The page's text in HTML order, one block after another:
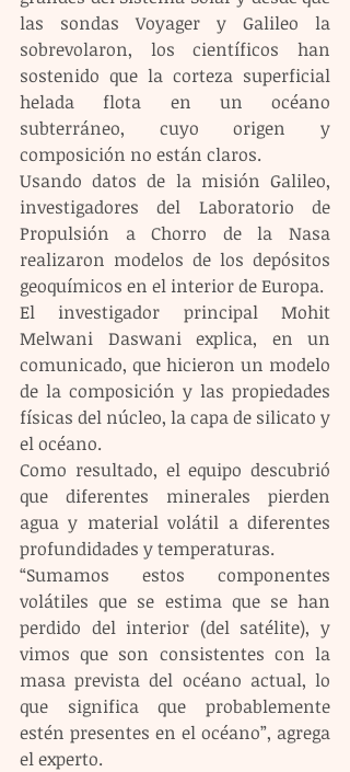
las sondas Voyager y Galileo la
sobrevolaron, los científicos han
sostenido que la corteza superficial
helada flota en un océano
subterráneo, cuyo origen y
composición no están claros.
Usando datos de la misión Galileo,
investigadores del Laboratorio de
Propulsión a Chorro de la Nasa
realizaron modelos de los depósitos
geoquímicos en el interior de Europa.
El investigador principal Mohit
Melwani Daswani explica, en un
comunicado, que hicieron un modelo
de la composición y las propiedades
físicas del núcleo, la capa de silicato y
el océano.
Como resultado, el equipo descubrió
que diferentes minerales pierden
agua y material volátil a diferentes
profundidades y temperaturas.
“Sumamos estos componentes
volátiles que se estima que se han
perdido del interior (del satélite), y
vimos que son consistentes con la
masa prevista del océano actual, lo
que significa que probablemente
estén presentes en el océano”, agrega
el experto.